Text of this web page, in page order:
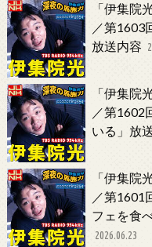
「伊集院
／第1603
放送内容
「伊集院
／第1602
いる」放
「伊集院
／第1601
フェを食
2026.06.23